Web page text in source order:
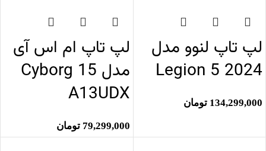
لپ تاپ لنوو مدل
Legion 5 2024
134,299,000 تومان
لپ تاپ ام اس آی
مدل Cyborg 15
A13UDX
79,299,000 تومان